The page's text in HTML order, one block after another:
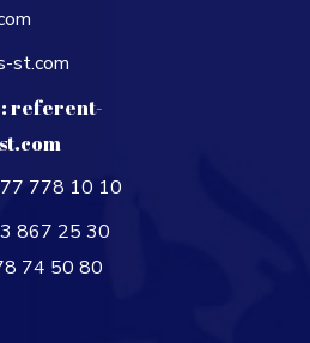
st.com
referent-
778 10 10
25 30
50 80